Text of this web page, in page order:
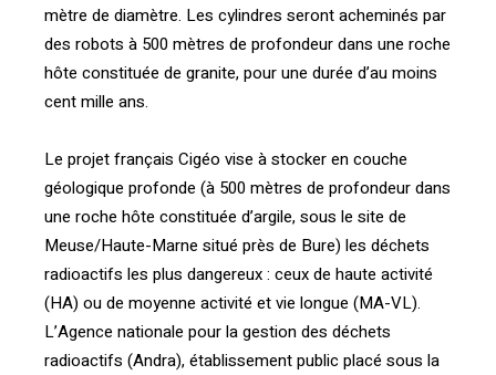
mètre de diamètre. Les cylindres seront acheminés par
des robots à 500 mètres de profondeur dans une roche
hôte constituée de granite, pour une durée d’au moins
cent mille ans.
Le projet français Cigéo vise à stocker en couche
géologique profonde (à 500 mètres de profondeur dans
une roche hôte constituée d’argile, sous le site de
Meuse/Haute-Marne situé près de Bure) les déchets
radioactifs les plus dangereux : ceux de haute activité
(HA) ou de moyenne activité et vie longue (MA-VL).
L’Agence nationale pour la gestion des déchets
radioactifs (Andra), établissement public placé sous la